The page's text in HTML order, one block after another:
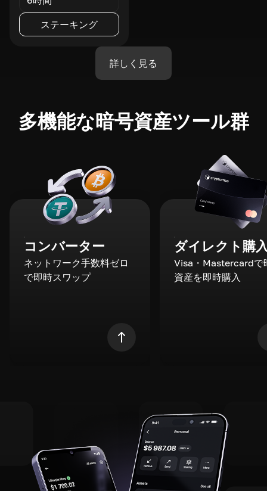
ステーキング
詳しく見る
多機能な暗号資産ツール群
コンバーター
ネットワーク手数料ゼロ
で即時スワップ
ダイレクト購
Visa・Mastercardで
資産を即時購入